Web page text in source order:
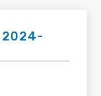
2024-